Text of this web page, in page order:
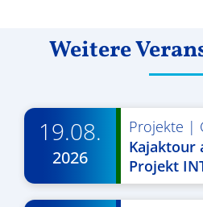
Weitere
19.08.
2026
Projekte |
Kajaktour
Projekt